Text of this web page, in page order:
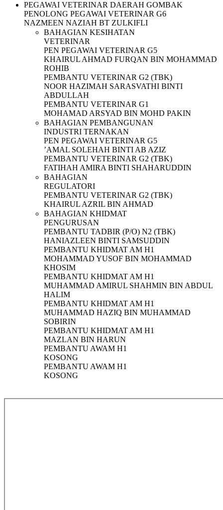
PEGAWAI VETERINAR DAERAH GOMBAK
PENOLONG PEGAWAI VETERINAR G6
NAZMEEN NAZIAH BT ZULKIFLI
BAHAGIAN KESIHATAN
VETERINAR
PEN PEGAWAI VETERINAR G5
KHAIRUL AHMAD FURQAN BIN MOHAMMAD
ROHIB
PEMBANTU VETERINAR G2 (TBK)
NOOR HAZIMAH SARASVATHI BINTI
ABDULLAH
PEMBANTU VETERINAR G1
MOHAMAD ARSYAD BIN MOHD PAKIN
BAHAGIAN PEMBANGUNAN
INDUSTRI TERNAKAN
PEN PEGAWAI VETERINAR G5
’AMAL SOLEHAH BINTI AB AZIZ
PEMBANTU VETERINAR G2 (TBK)
FATIHAH AMIRA BINTI SHAHARUDDIN
BAHAGIAN
REGULATORI
PEMBANTU VETERINAR G2 (TBK)
KHAIRUL AZRIL BIN AHMAD
BAHAGIAN KHIDMAT
PENGURUSAN
PEMBANTU TADBIR (P/O) N2 (TBK)
HANIAZLEEN BINTI SAMSUDDIN
PEMBANTU KHIDMAT AM H1
MOHAMMAD YUSOF BIN MOHAMMAD
KHOSIM
PEMBANTU KHIDMAT AM H1
MUHAMMAD AMIRUL SHAHMIN BIN ABDUL
HALIM
PEMBANTU KHIDMAT AM H1
MUHAMMAD HAZIQ BIN MUHAMMAD
SOBIRIN
PEMBANTU KHIDMAT AM H1
MAZLAN BIN HARUN
PEMBANTU AWAM H1
KOSONG
PEMBANTU AWAM H1
KOSONG